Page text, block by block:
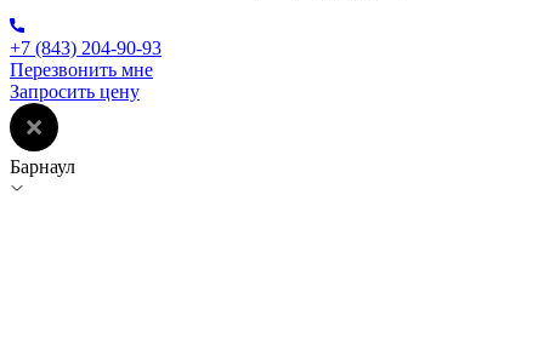
+7 (843) 204-90-93
Перезвонить мне
Запросить цену
Барнаул